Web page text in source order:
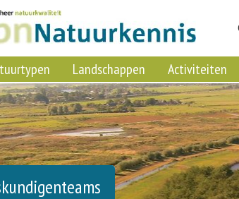
Landschappen Activiteiten